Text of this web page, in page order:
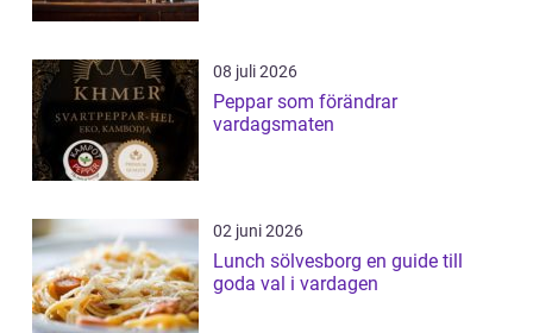
08 juli 2026
Peppar som förändrar
vardagsmaten
02 juni 2026
Lunch sölvesborg en guide till
goda val i vardagen